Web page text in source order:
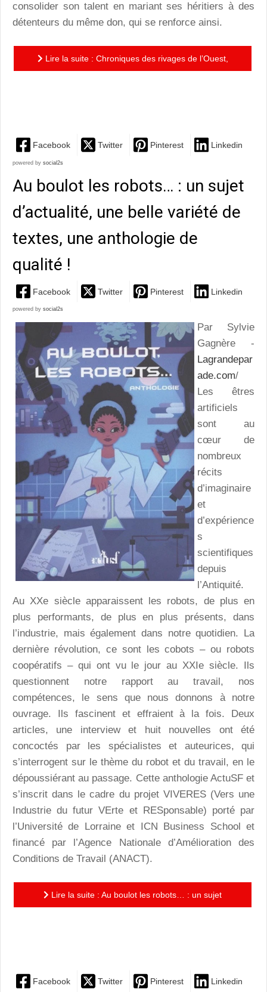
consolider son talent en mariant ses héritiers à des
détenteurs du même don, qui se renforce ainsi.
Lire la suite : Chroniques des rivages de l’Ouest,
Facebook Twitter Pinterest Linkedin
powered by social2s
Au boulot les robots… : un sujet
d’actualité, une belle variété de
textes, une anthologie de
qualité !
Facebook Twitter Pinterest Linkedin
powered by social2s
Par Sylvie
Gagnère -
Lagrandepar
ade.com/
Les êtres
artificiels
sont au
cœur de
nombreux
récits
d’imaginaire
et
d’expérience
s
scientifiques
depuis
l’Antiquité.
Au XXe siècle apparaissent les robots, de plus en
plus performants, de plus en plus présents, dans
l’industrie, mais également dans notre quotidien. La
dernière révolution, ce sont les cobots – ou robots
coopératifs – qui ont vu le jour au XXIe siècle. Ils
questionnent notre rapport au travail, nos
compétences, le sens que nous donnons à notre
ouvrage. Ils fascinent et effraient à la fois. Deux
articles, une interview et huit nouvelles ont été
concoctés par les spécialistes et auteurices, qui
s’interrogent sur le thème du robot et du travail, en le
dépoussiérant au passage. Cette anthologie ActuSF et
s’inscrit dans le cadre du projet VIVERES (Vers une
Industrie du futur VErte et RESponsable) porté par
l’Université de Lorraine et ICN Business School et
financé par l’Agence Nationale d’Amélioration des
Conditions de Travail (ANACT).
Lire la suite : Au boulot les robots… : un sujet
Facebook Twitter Pinterest Linkedin